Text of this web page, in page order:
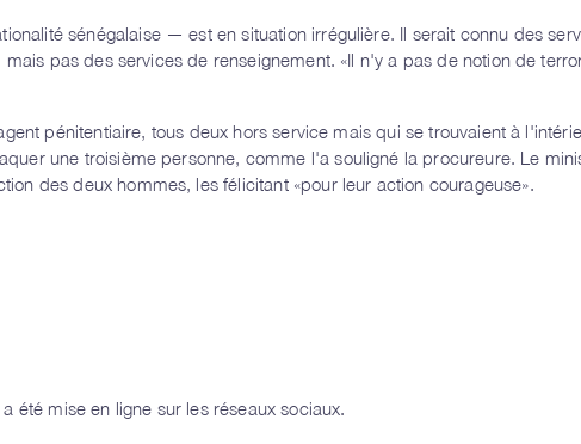
sénégalaise — est en situation irrégulière. Il serait connu des
pas des services de renseignement. «Il n'y a pas de notion de
pénitentiaire, tous deux hors service mais qui se trouvaient à
une troisième personne, comme l'a souligné la procureure. Le
des deux hommes, les félicitant «pour leur action courageuse».
été mise en ligne sur les réseaux sociaux.